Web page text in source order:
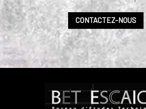
CONTACTEZ-NOUS